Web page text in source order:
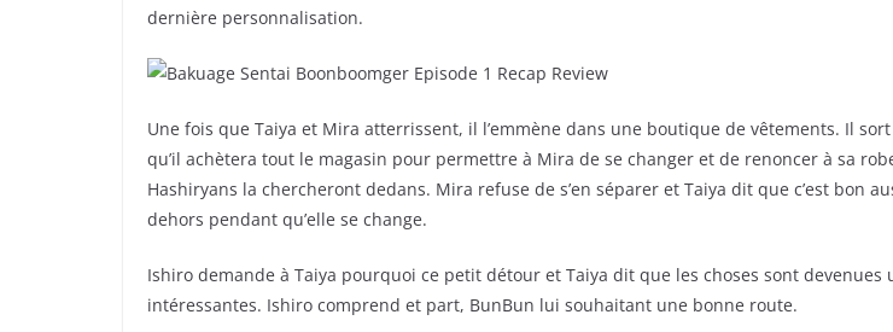
dernière personnalisation.
Une fois que Taiya et Mira atterrissent, il l’emmène dans une boutique de vêtements. Il
qu’il achètera tout le magasin pour permettre à Mira de se changer et de renoncer à sa
Hashiryans la chercheront dedans. Mira refuse de s’en séparer et Taiya dit que c’est bon
dehors pendant qu’elle se change.
Ishiro demande à Taiya pourquoi ce petit détour et Taiya dit que les choses sont devenues
intéressantes. Ishiro comprend et part, BunBun lui souhaitant une bonne route.